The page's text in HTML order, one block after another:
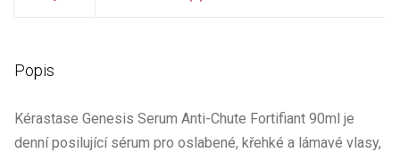
Popis
Kérastase Genesis Serum Anti-Chute Fortifiant 90ml je
denní posilující sérum pro oslabené, křehké a lámavé vlasy,